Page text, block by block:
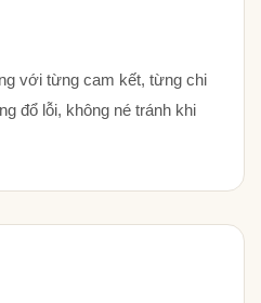
với từng cam kết, từng chi
đổ lỗi, không né tránh khi